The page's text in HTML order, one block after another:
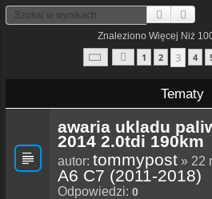
Szukaj
Znaleziono Więcej Niż
Strona Z 40
Poprzednia
1 2 3 4
Tematy
awaria ukladu
2014 2.0tdi 190km
autor: tommypost » 22
A6 C7 (2011-2018)
Odpowiedzi: 0